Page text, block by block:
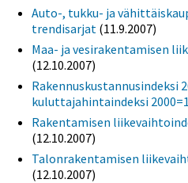
Auto-, tukku- ja
trendisarjat (11.9.2007)
Maa- ja vesirakentamisen
(12.10.2007)
Rakennuskustannusindeksi
kuluttajahintaindeksi
Rakentamisen
(12.10.2007)
Talonrakentamisen
(12.10.2007)